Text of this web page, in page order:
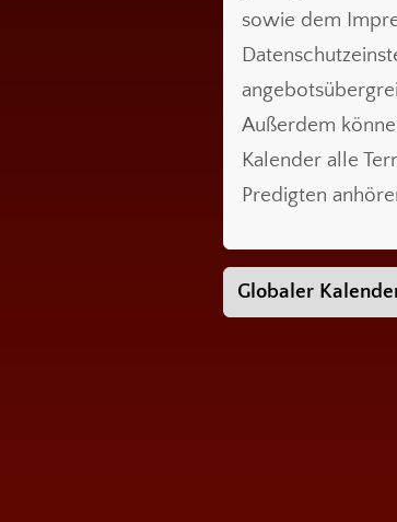
sowie dem
Außerdem
Kalender alle
Predigten
Globaler